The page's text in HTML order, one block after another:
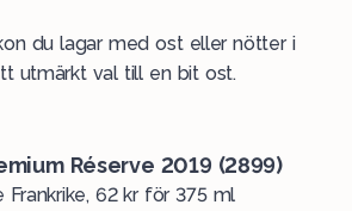
du lagar med ost eller nötter i
utmärkt val till en bit ost.
Réserve 2019 (2899)
Frankrike, 62 kr för 375 ml